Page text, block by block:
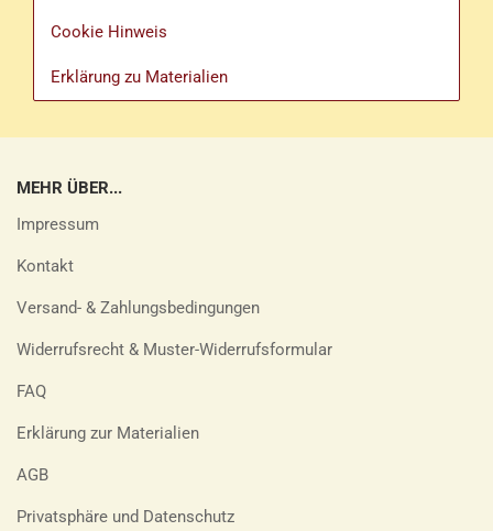
Cookie Hinweis
Erklärung zu Materialien
MEHR ÜBER...
Impressum
Kontakt
Versand- & Zahlungsbedingungen
Widerrufsrecht & Muster-Widerrufsformular
FAQ
Erklärung zur Materialien
AGB
Privatsphäre und Datenschutz